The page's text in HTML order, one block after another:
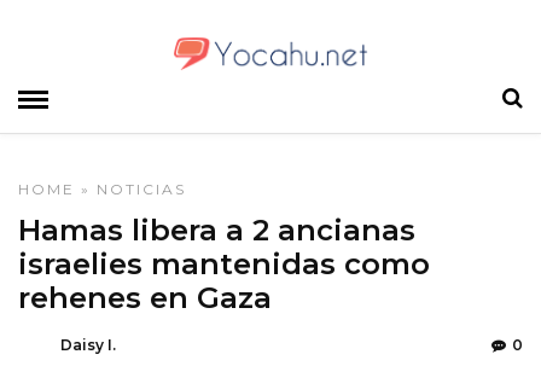
HOME » NOTICIAS
Hamas libera a 2 ancianas
israelies mantenidas como
rehenes en Gaza
Daisy I. 0